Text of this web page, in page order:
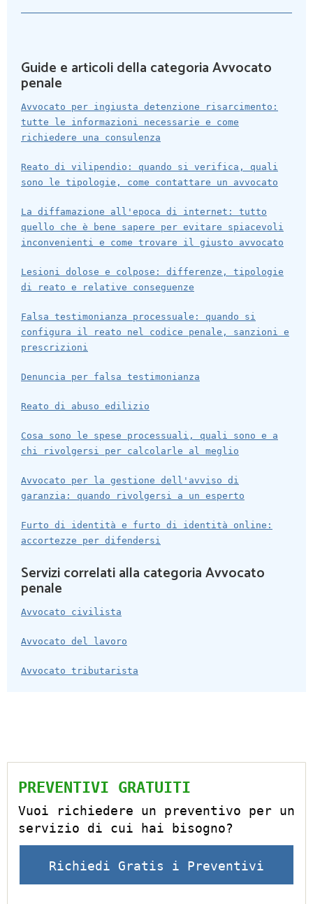
Guide e articoli della categoria Avvocato
penale
Avvocato per ingiusta detenzione risarcimento:
tutte le informazioni necessarie e come
richiedere una consulenza
Reato di vilipendio: quando si verifica, quali
sono le tipologie, come contattare un avvocato
La diffamazione all'epoca di internet: tutto
quello che è bene sapere per evitare spiacevoli
inconvenienti e come trovare il giusto avvocato
Lesioni dolose e colpose: differenze, tipologie
di reato e relative conseguenze
Falsa testimonianza processuale: quando si
configura il reato nel codice penale, sanzioni e
prescrizioni
Denuncia per falsa testimonianza
Reato di abuso edilizio
Cosa sono le spese processuali, quali sono e a
chi rivolgersi per calcolarle al meglio
Avvocato per la gestione dell'avviso di
garanzia: quando rivolgersi a un esperto
Furto di identità e furto di identità online:
accortezze per difendersi
Servizi correlati alla categoria Avvocato
penale
Avvocato civilista
Avvocato del lavoro
Avvocato tributarista
PREVENTIVI GRATUITI
Vuoi richiedere un preventivo per un
servizio di cui hai bisogno?
Richiedi Gratis i Preventivi